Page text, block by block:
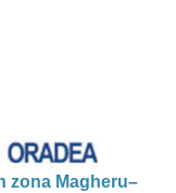
zona Magheru–